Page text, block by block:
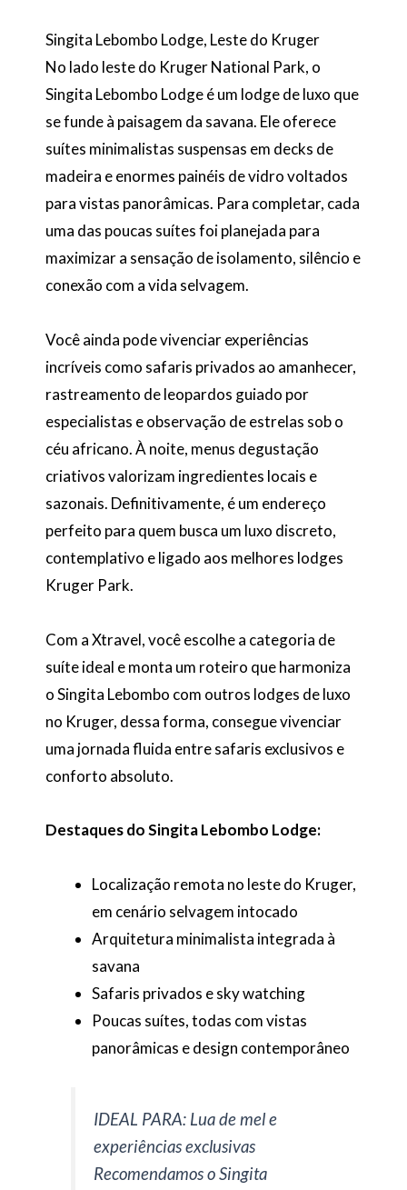
Singita Lebombo Lodge, Leste do Kruger
No lado leste do Kruger National Park, o
Singita Lebombo Lodge é um lodge de luxo que
se funde à paisagem da savana. Ele oferece
suítes minimalistas suspensas em decks de
madeira e enormes painéis de vidro voltados
para vistas panorâmicas. Para completar, cada
uma das poucas suítes foi planejada para
maximizar a sensação de isolamento, silêncio e
conexão com a vida selvagem.
Você ainda pode vivenciar experiências
incríveis como safaris privados ao amanhecer,
rastreamento de leopardos guiado por
especialistas e observação de estrelas sob o
céu africano. À noite, menus degustação
criativos valorizam ingredientes locais e
sazonais. Definitivamente, é um endereço
perfeito para quem busca um luxo discreto,
contemplativo e ligado aos melhores lodges
Kruger Park.
Com a Xtravel, você escolhe a categoria de
suíte ideal e monta um roteiro que harmoniza
o Singita Lebombo com outros lodges de luxo
no Kruger, dessa forma, consegue vivenciar
uma jornada fluida entre safaris exclusivos e
conforto absoluto.
Destaques do Singita Lebombo Lodge:
Localização remota no leste do Kruger,
em cenário selvagem intocado
Arquitetura minimalista integrada à
savana
Safaris privados e sky watching
Poucas suítes, todas com vistas
panorâmicas e design contemporâneo
IDEAL PARA: Lua de mel e
experiências exclusivas
Recomendamos o Singita